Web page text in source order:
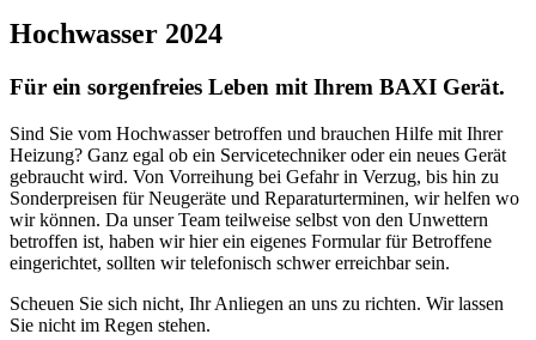
Hochwasser 2024
Für ein sorgenfreies Leben mit Ihrem BAXI Gerät.
Sind Sie vom Hochwasser betroffen und brauchen Hilfe mit Ihrer
Heizung? Ganz egal ob ein Servicetechniker oder ein neues Gerät
gebraucht wird. Von Vorreihung bei Gefahr in Verzug, bis hin zu
Sonderpreisen für Neugeräte und Reparaturterminen, wir helfen wo
wir können. Da unser Team teilweise selbst von den Unwettern
betroffen ist, haben wir hier ein eigenes Formular für Betroffene
eingerichtet, sollten wir telefonisch schwer erreichbar sein.
Scheuen Sie sich nicht, Ihr Anliegen an uns zu richten. Wir lassen
Sie nicht im Regen stehen.